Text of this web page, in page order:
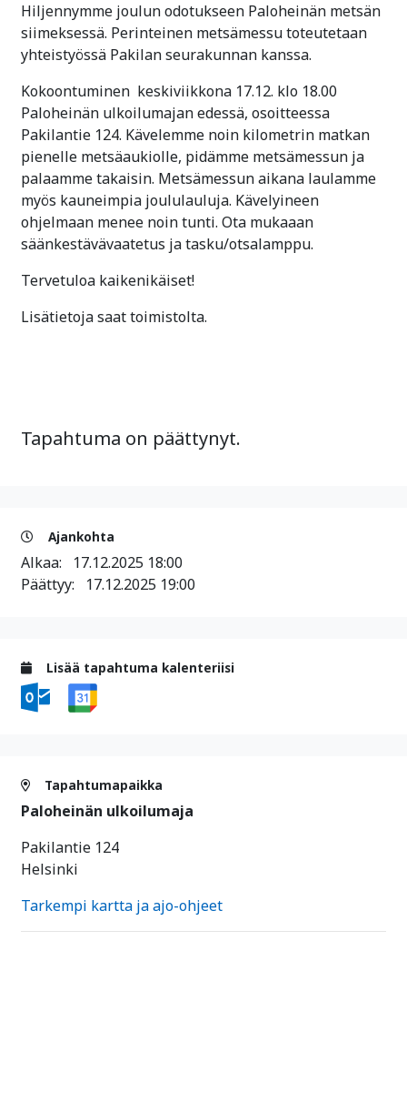
Hiljennymme joulun odotukseen Paloheinän metsän
siimeksessä. Perinteinen metsämessu toteutetaan
yhteistyössä Pakilan seurakunnan kanssa.
Kokoontuminen keskiviikkona 17.12. klo 18.00
Paloheinän ulkoilumajan edessä, osoitteessa
Pakilantie 124. Kävelemme noin kilometrin matkan
pienelle metsäaukiolle, pidämme metsämessun ja
palaamme takaisin. Metsämessun aikana laulamme
myös kauneimpia joululauluja. Kävelyineen
ohjelmaan menee noin tunti. Ota mukaaan
säänkestävävaatetus ja tasku/otsalamppu.
Tervetuloa kaikenikäiset!
Lisätietoja saat toimistolta.
Tapahtuma on päättynyt.
Ajankohta
Alkaa: 17.12.2025 18:00
Päättyy: 17.12.2025 19:00
Lisää tapahtuma kalenteriisi
Tapahtumapaikka
Paloheinän ulkoilumaja
Pakilantie 124
Helsinki
Tarkempi kartta ja ajo-ohjeet